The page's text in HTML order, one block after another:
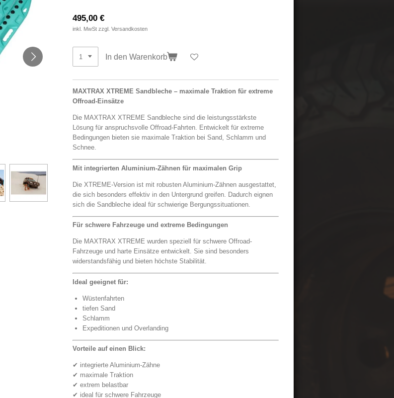
495,00 €
inkl. MwSt zzgl. Versandkosten
In den Warenkorb
MAXTRAX XTREME Sandbleche – maximale Traktion für extreme
Offroad-Einsätze
Die MAXTRAX XTREME Sandbleche sind die leistungsstärkste
Lösung für anspruchsvolle Offroad-Fahrten. Entwickelt für extreme
Bedingungen bieten sie maximale Traktion bei Sand, Schlamm und
Schnee.
Mit integrierten Aluminium-Zähnen für maximalen Grip
Die XTREME-Version ist mit robusten Aluminium-Zähnen ausgestattet,
die sich besonders effektiv in den Untergrund greifen. Dadurch eignen
sich die Sandbleche ideal für schwierige Bergungssituationen.
Für schwere Fahrzeuge und extreme Bedingungen
Die MAXTRAX XTREME wurden speziell für schwere Offroad-
Fahrzeuge und harte Einsätze entwickelt. Sie sind besonders
widerstandsfähig und bieten höchste Stabilität.
Ideal geeignet für:
Wüstenfahrten
tiefen Sand
Schlamm
Expeditionen und Overlanding
Vorteile auf einen Blick:
✔ integrierte Aluminium-Zähne
✔ maximale Traktion
✔ extrem belastbar
✔ ideal für schwere Fahrzeuge